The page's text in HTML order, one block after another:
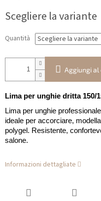
della
Scegliere la variante
Quantità
Aggiungi
Lima per unghie dritta 150/
Lima per unghie
ideale per accorciare,
polygel. Resistente,
salone.
Informazioni dettagliate